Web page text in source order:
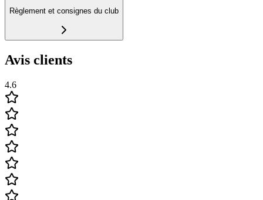
Règlement et consignes du club
Avis clients
4.6